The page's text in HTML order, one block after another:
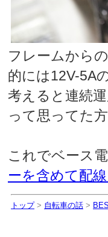
フレームから
的には12V-5A
考えると連続
って思ってた
これでベース
ーを含めて配
トップ> 自転車の話 >